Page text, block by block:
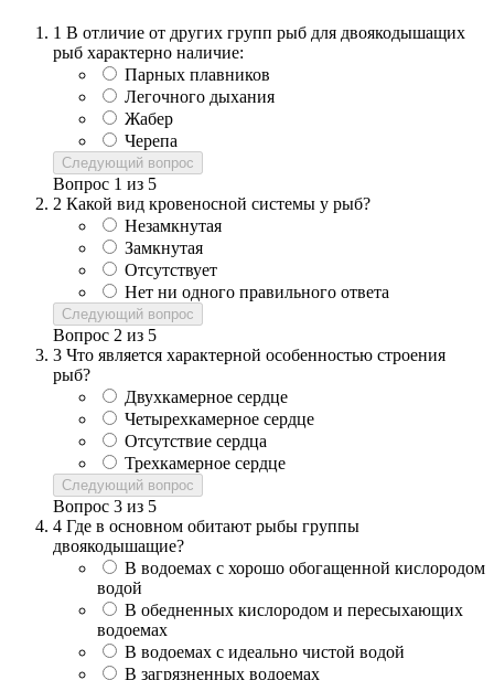
1 В отличие от других групп рыб для двоякодышащих
рыб характерно наличие:
Парных плавников
Легочного дыхания
Жабер
Черепа
Следующий вопрос
Вопрос 1 из 5
2 Какой вид кровеносной системы у рыб?
Незамкнутая
Замкнутая
Отсутствует
Нет ни одного правильного ответа
Следующий вопрос
Вопрос 2 из 5
3 Что является характерной особенностью строения
рыб?
Двухкамерное сердце
Четырехкамерное сердце
Отсутствие сердца
Трехкамерное сердце
Следующий вопрос
Вопрос 3 из 5
4 Где в основном обитают рыбы группы
двоякодышащие?
В водоемах с хорошо обогащенной кислородом
водой
В обедненных кислородом и пересыхающих
водоемах
В водоемах с идеально чистой водой
В загрязненных водоемах